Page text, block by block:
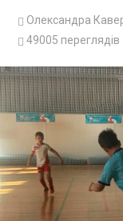
Олександра
49005 переглядів